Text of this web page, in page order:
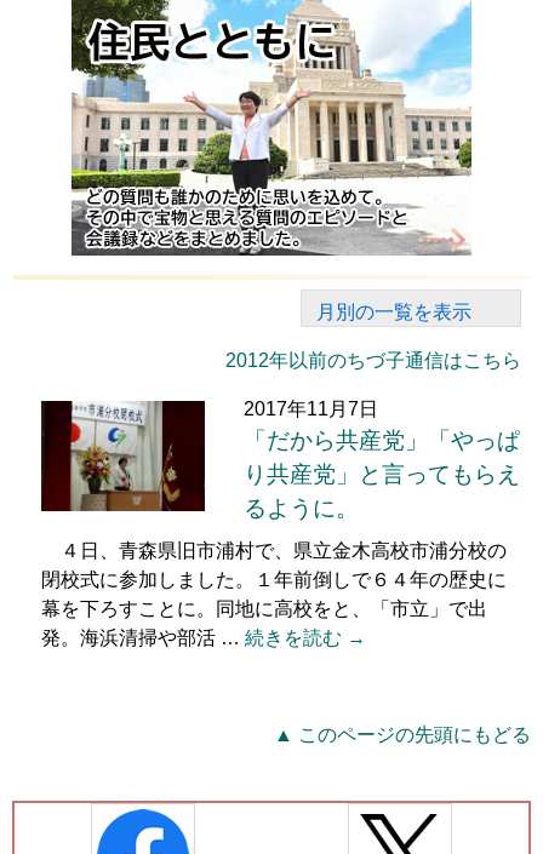
月別の一覧を表示
2012年以前のちづ子通信はこちら
2017年11月7日
「だから共産党」「やっぱ
り共産党」と言ってもらえ
るように。
４日、青森県旧市浦村で、県立金木高校市浦分校の
閉校式に参加しました。１年前倒しで６４年の歴史に
幕を下ろすことに。同地に高校をと、「市立」で出
発。海浜清掃や部活 … 続きを読む →
▲ このページの先頭にもどる